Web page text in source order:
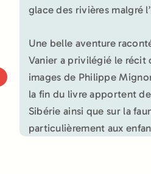
glace des rivières malgré
Une belle aventure
Vanier a privilégié le récit
images de Philippe
la fin du livre apportent
Sibérie ainsi que sur la
particulièrement aux